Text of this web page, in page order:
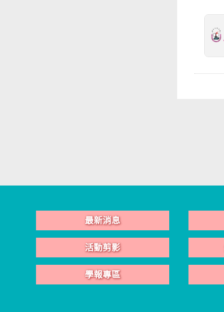
最新消息
活動剪影
學報專區